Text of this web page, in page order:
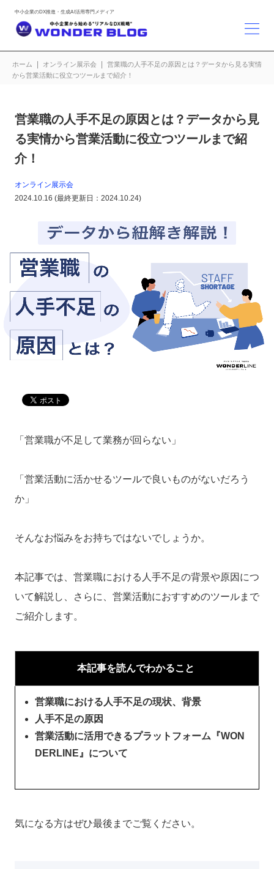
ホーム オンライン展示会
営業職の人手不足の原因とは？データから見る実情
から営業活動に役立つツールまで紹介！
営業職の人手不足の原因とは？データから見
る実情から営業活動に役立つツールまで紹
介！
オンライン展示会
2024.10.16 (最終更新日： 2024.10.24)
「営業職が不足して業務が回らない」
「営業活動に活かせるツールで良いものがないだろう
か」
そんなお悩みをお持ちではないでしょうか。
本記事では、営業職における人手不足の背景や原因につ
いて解説し、さらに、営業活動におすすめのツールまで
ご紹介します。
本記事を読んでわかること
営業職における人手不足の現状、背景
人手不足の原因
営業活動に活用できるプラットフォーム『WON
DERLINE』について
気になる方はぜひ最後までご覧ください。